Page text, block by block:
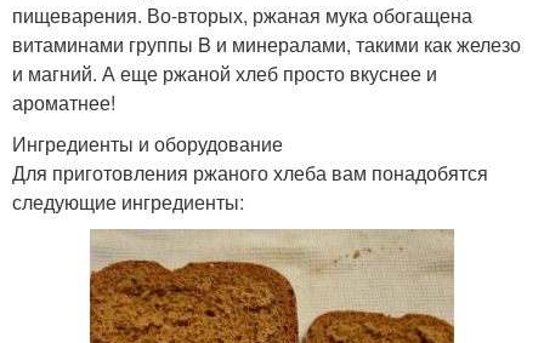
пищеварения. Во-вторых, ржаная мука обогащена
витаминами группы B и минералами, такими как железо
и магний. А еще ржаной хлеб просто вкуснее и
ароматнее!
Ингредиенты и оборудование
Для приготовления ржаного хлеба вам понадобятся
следующие ингредиенты: